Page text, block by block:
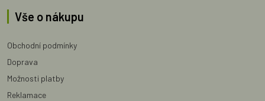
Vše o nákupu
Obchodní podmínky
Doprava
Možnosti platby
Reklamace